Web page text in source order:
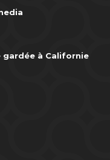
gardée à Californie